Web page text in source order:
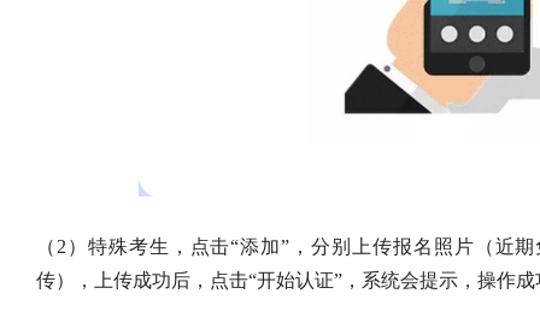
（2）特殊考生，点击“添加”，分别上传报名照片（近
传），上传成功后，点击“开始认证”，系统会提示，操作